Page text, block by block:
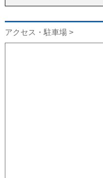
アクセス・駐車場 >